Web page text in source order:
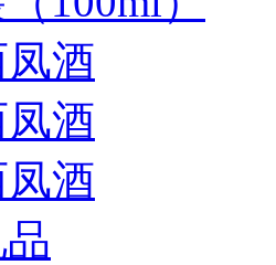
酒
凤酒
凤酒